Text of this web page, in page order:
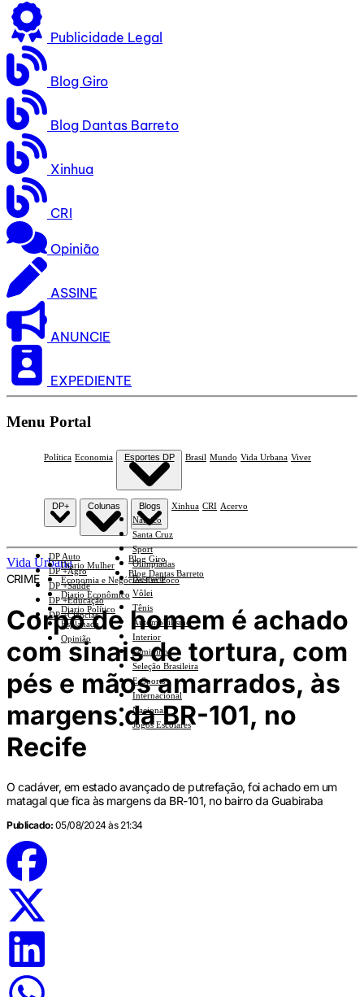
Publicidade Legal
Blog Giro
Blog Dantas Barreto
Xinhua
CRI
Opinião
ASSINE
ANUNCIE
EXPEDIENTE
Menu Portal
Política Economia Esportes DP
Náutico
Santa Cruz
Sport
Olimpíadas
Basquete
Vôlei
Tênis
Automobilismo
Interior
Feminino
Seleção Brasileira
E-Sports
Internacional
Nacional
Jogos Escolares
Brasil Mundo Vida Urbana Viver
DP+
DP Auto
DP +Agro
DP +Saúde
DP +Educação
DP +Ciências
Colunas
Diario Mulher
Economia e Negócios Em Foco
Diario Econômico
Diario Político
Esplanada
Opinião
Blogs
Blog Giro
Blog Dantas Barreto
Xinhua CRI Acervo
Vida Urbana
CRIME
Corpo de homem é achado
com sinais de tortura, com
pés e mãos amarrados, às
margens da BR-101, no
Recife
O cadáver, em estado avançado de putrefação, foi achado em um
matagal que fica às margens da BR-101, no bairro da Guabiraba
Publicado: 05/08/2024 às 21:34